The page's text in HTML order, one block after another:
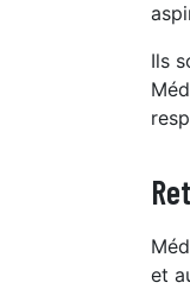
Ils
et